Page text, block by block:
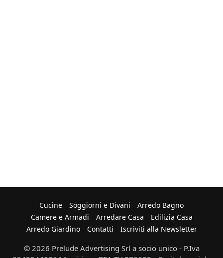
Cucine Soggiorni e Divani
Arredo Bagno
Camere e Armadi
Arredare Casa
Edilizia Casa
Arredo Giardino
Contatti Iscriviti alla Newsletter
© 2026 Prelude Advertising Srl a socio unico - P.Iva